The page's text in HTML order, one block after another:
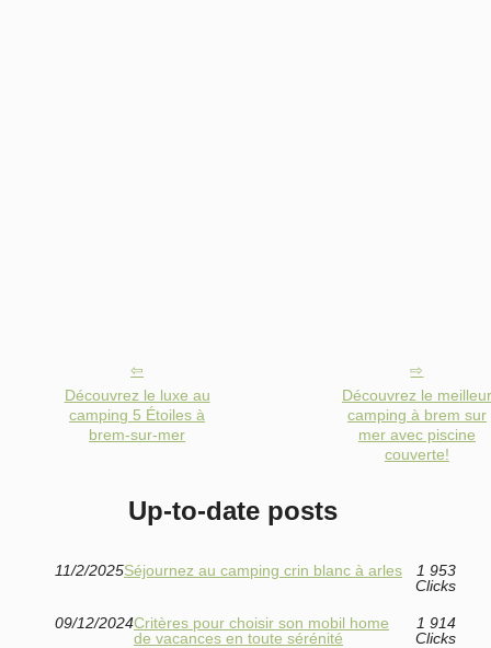
Découvrez le luxe au
camping 5 Étoiles à
brem-sur-mer
Découvrez le meilleur
camping à brem sur
mer avec piscine
couverte!
Up-to-date posts
11/2/2025Séjournez au camping crin blanc à arles
1 953
Clicks
09/12/2024Critères pour choisir son mobil home
de vacances en toute sérénité
1 914
Clicks